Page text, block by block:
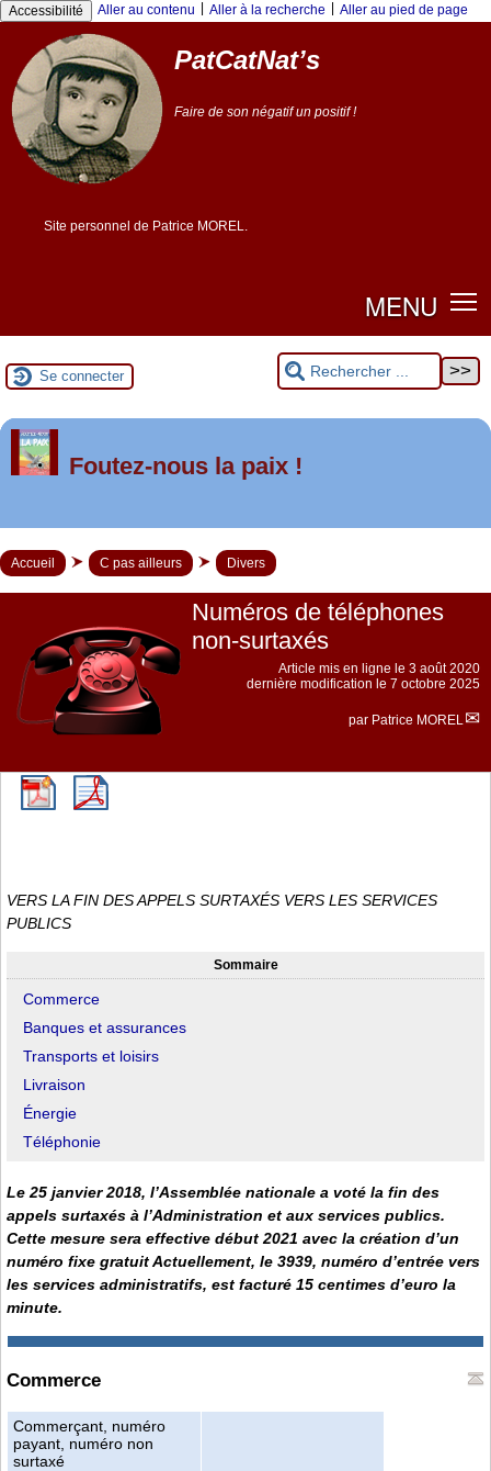
Accessibilité Aller au contenu Aller à la recherche Aller au pied de page
PatCatNat’s
Faire de son négatif un positif !
Site personnel de Patrice MOREL.
MENU
Se connecter
1ermai 2026 à Saint-Nazaire
Foutez-nous la paix !
Accueil C pas ailleurs Divers
Numéros de téléphones
non-surtaxés
Article mis en ligne le 3 août 2020
dernière modification le 7 octobre 2025
par Patrice MOREL
VERS LA FIN DES APPELS SURTAXÉS VERS LES SERVICES
PUBLICS
Sommaire
Commerce
Banques et assurances
Transports et loisirs
Livraison
Énergie
Téléphonie
Le 25 janvier 2018, l’Assemblée nationale a voté la fin des
appels surtaxés à l’Administration et aux services publics.
Cette mesure sera effective début 2021 avec la création d’un
numéro fixe gratuit Actuellement, le 3939, numéro d’entrée vers
les services administratifs, est facturé 15 centimes d’euro la
minute.
Commerce
Commerçant, numéro
payant, numéro non
surtaxé